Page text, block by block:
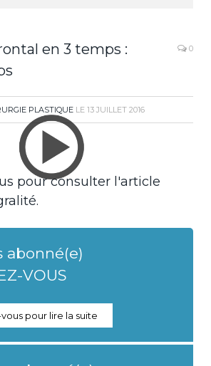
en 3 temps :
0
PLASTIQUE LE 13 JUILLET 2016
pour consulter l'article
abonné(e)
VOUS
pour lire la suite